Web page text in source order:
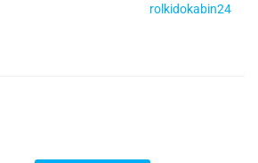
rolkidokabin24